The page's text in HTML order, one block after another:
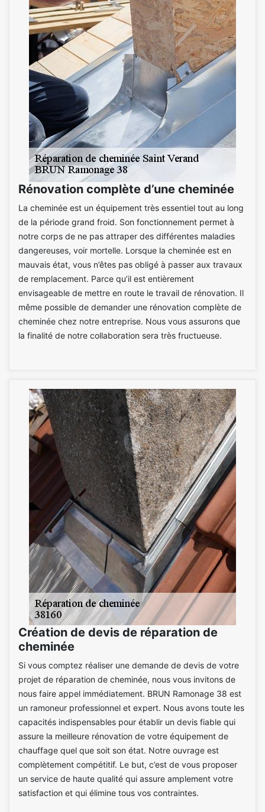
Rénovation complète d’une cheminée
La cheminée est un équipement très essentiel tout au long
de la période grand froid. Son fonctionnement permet à
notre corps de ne pas attraper des différentes maladies
dangereuses, voir mortelle. Lorsque la cheminée est en
mauvais état, vous n’êtes pas obligé à passer aux travaux
de remplacement. Parce qu’il est entièrement
envisageable de mettre en route le travail de rénovation. Il
même possible de demander une rénovation complète de
cheminée chez notre entreprise. Nous vous assurons que
la finalité de notre collaboration sera très fructueuse.
Création de devis de réparation de
cheminée
Si vous comptez réaliser une demande de devis de votre
projet de réparation de cheminée, nous vous invitons de
nous faire appel immédiatement. BRUN Ramonage 38 est
un ramoneur professionnel et expert. Nous avons toute les
capacités indispensables pour établir un devis fiable qui
assure la meilleure rénovation de votre équipement de
chauffage quel que soit son état. Notre ouvrage est
complètement compétitif. Le but, c’est de vous proposer
un service de haute qualité qui assure amplement votre
satisfaction et qui élimine tous vos contraintes.